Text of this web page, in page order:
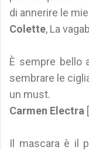
di annerire le
Colette, La
È sempre bello
sembrare le
un must.
Carmen Electra
Il mascara è il